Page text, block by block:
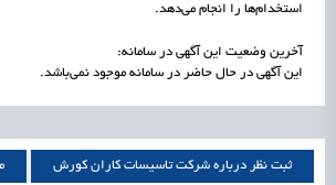
استخدام‌ها را انجام می‌دهد.
آخرین وضعیت این آگهی در سامانه:
این آگهی در حال حاضر در سامانه موجود نمی‌باشد.
ثبت نظر درباره شرکت تاسیسات کاران کورش